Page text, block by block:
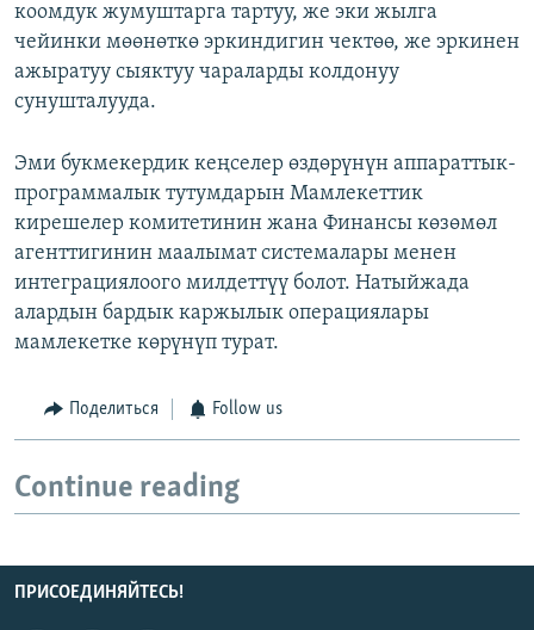
коомдук жумуштарга тартуу, же эки жылга
чейинки мөөнөткө эркиндигин чектөө, же эркинен
ажыратуу сыяктуу чараларды колдонуу
сунушталууда.
Эми букмекердик кеңселер өздөрүнүн аппараттык-
программалык тутумдарын Мамлекеттик
кирешелер комитетинин жана Финансы көзөмөл
агенттигинин маалымат системалары менен
интеграциялоого милдеттүү болот. Натыйжада
алардын бардык каржылык операциялары
мамлекетке көрүнүп турат.
Поделиться Follow us
Continue reading
ПРИСОЕДИНЯЙТЕСЬ!